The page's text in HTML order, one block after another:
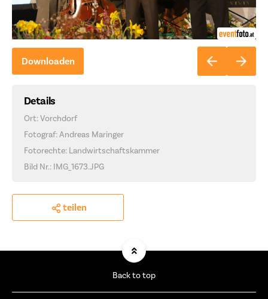
Downloaden
Details
Ort: Vorchdorf
Fotograf: Andreas Maringer
Fotorechte: Landwirtschaftskammer
Bild Nr.: IMG_1673.JPG
teilen
Back to top